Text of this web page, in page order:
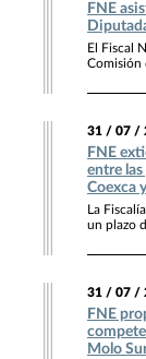
FNE
El Fiscal
Comisión
31 / 07 /
FNE
entre
Coexca
La
un plazo
31 / 07 /
FNE
Molo